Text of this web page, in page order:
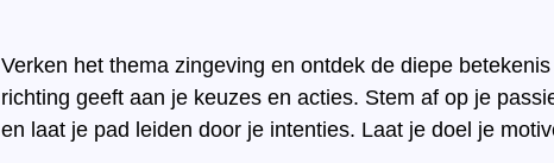
Verken het thema zingeving en ontdek de diepe
richting geeft aan je keuzes en acties. Stem af op je
en laat je pad leiden door je intenties. Laat je doel je